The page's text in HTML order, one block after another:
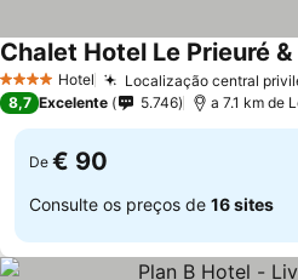
4 EstrelasHotel Localização central
Chalet Hotel Le Prieuré &
8,7 Excelente 5.746 a 7.1 km de
De € 90
Consulte os preços de 16 sites